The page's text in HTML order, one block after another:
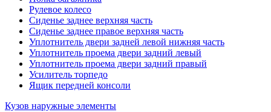
Рулевое колесо
Сиденье заднее верхняя часть
Сиденье заднее правое верхняя часть
Уплотнитель двери задней левой нижняя часть
Уплотнитель проема двери задний левый
Уплотнитель проема двери задний правый
Усилитель торпедо
Ящик передней консоли
Кузов наружные элементы